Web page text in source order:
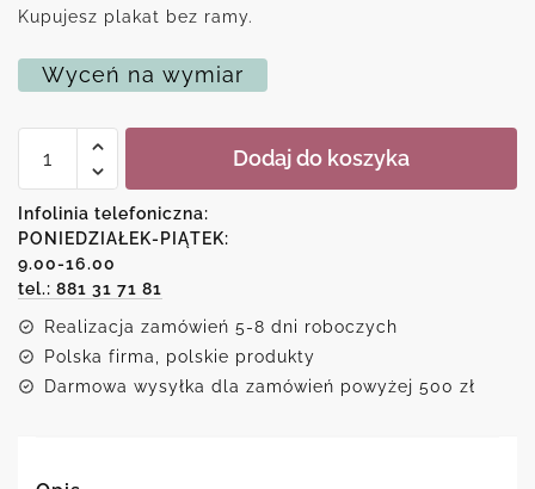
Kupujesz plakat bez ramy.
Wyceń na wymiar
Plakat
pawich
piórek
Dodaj do koszyka
Infolinia telefoniczna:
PONIEDZIAŁEK-PIĄTEK:
9.00-16.00
tel.: 881 31 71 81
Realizacja zamówień 5-8 dni roboczych
Polska firma, polskie produkty
Darmowa wysyłka dla zamówień powyżej 500 zł